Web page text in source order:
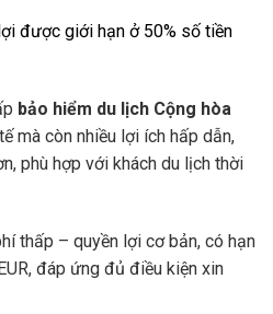
được giới hạn ở 50% số tiền
bảo hiểm du lịch Cộng hòa
mà còn nhiều lợi ích hấp dẫn,
phù hợp với khách du lịch thời
thấp – quyền lợi cơ bản, có hạn
đáp ứng đủ điều kiện xin